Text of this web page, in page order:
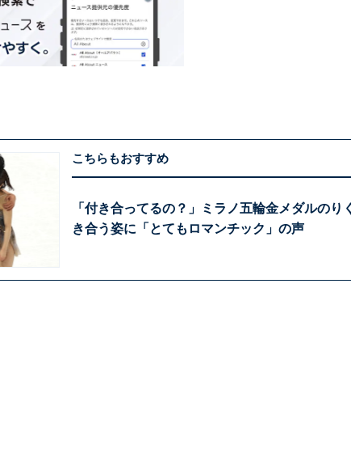
こちらもおすすめ
「付き合ってるの？」ミラノ五輪金メダルのり
き合う姿に「とてもロマンチック」の声